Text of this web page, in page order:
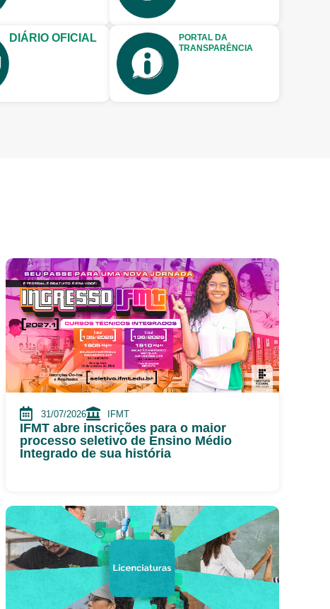
DIÁRIO OFICIAL
PORTAL DA
TRANSPARÊNCIA
31/07/2026 IFMT
IFMT abre inscrições para o maior
processo seletivo de Ensino Médio
Integrado de sua história